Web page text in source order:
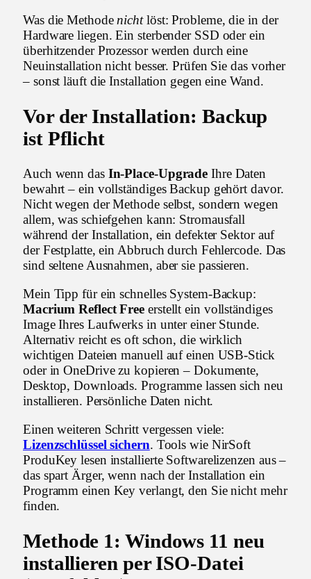
Was die Methode nichtlöst: Probleme, die in der
Hardware liegen. Ein sterbender SSD oder ein
überhitzender Prozessor werden durch eine
Neuinstallation nicht besser. Prüfen Sie das vorher
– sonst läuft die Installation gegen eine Wand.
Vor der Installation: Backup
ist Pflicht
Auch wenn das In-Place-Upgrade Ihre Daten
bewahrt – ein vollständiges Backup gehört davor.
Nicht wegen der Methode selbst, sondern wegen
allem, was schiefgehen kann: Stromausfall
während der Installation, ein defekter Sektor auf
der Festplatte, ein Abbruch durch Fehlercode. Das
sind seltene Ausnahmen, aber sie passieren.
Mein Tipp für ein schnelles System-Backup:
Macrium Reflect Free erstellt ein vollständiges
Image Ihres Laufwerks in unter einer Stunde.
Alternativ reicht es oft schon, die wirklich
wichtigen Dateien manuell auf einen USB-Stick
oder in OneDrive zu kopieren – Dokumente,
Desktop, Downloads. Programme lassen sich neu
installieren. Persönliche Daten nicht.
Einen weiteren Schritt vergessen viele:
Lizenzschlüssel sichern. Tools wie NirSoft
ProduKey lesen installierte Softwarelizenzen aus –
das spart Ärger, wenn nach der Installation ein
Programm einen Key verlangt, den Sie nicht mehr
finden.
Methode 1: Windows 11 neu
installieren per ISO-Datei